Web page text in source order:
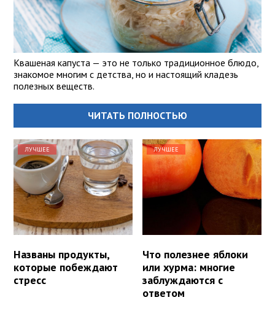
Квашеная капуста — это не только традиционное блюдо,
знакомое многим с детства, но и настоящий кладезь
полезных веществ.
ЧИТАТЬ ПОЛНОСТЬЮ
ЛУЧШЕЕ
Названы продукты,
которые побеждают
стресс
ЛУЧШЕЕ
Что полезнее яблоки
или хурма: многие
заблуждаются с
ответом